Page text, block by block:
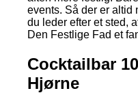
events. Så der er altid
du leder efter et sted,
Den Festlige Fad et
Cocktailbar
Hjørne